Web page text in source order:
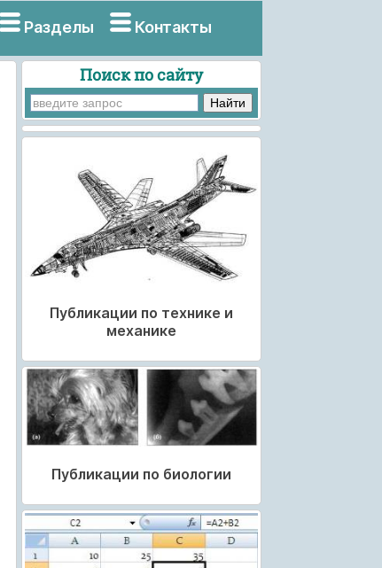
Разделы Контакты
Поиск по сайту
Публикации по технике и
механике
Публикации по биологии